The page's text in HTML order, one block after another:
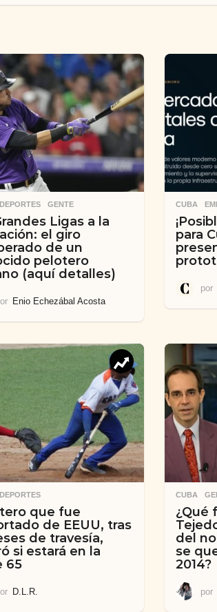
,DEPORTES ,GENTE
Ligas a la
el giro
de un
pelotero
(aquí detalles)
Enio Echezábal Acosta
CUBA ,
para
por
,DEPORTES
que fue
de EEUU, tras
de travesía,
si estará en la
65
D.L.R.
CUBA ,
¿Qué
del
se
2014?
por